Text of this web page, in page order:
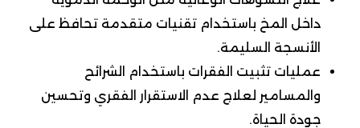
داخل المخ باستخدام تقنيات متقدمة تحافظ على
الأنسجة السليمة.
عمليات تثبيت الفقرات باستخدام الشرائح
والمسامير لعلاج عدم الاستقرار الفقري وتحسين
جودة الحياة.